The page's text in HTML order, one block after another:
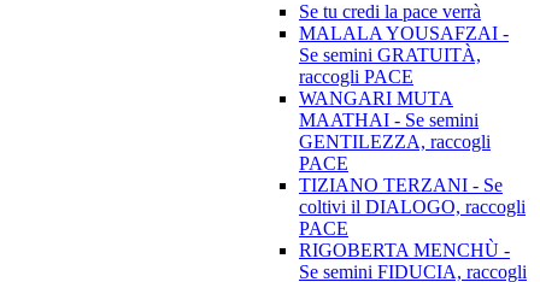
Se tu credi la pace verrà
MALALA YOUSAFZAI -
Se semini GRATUITÀ,
raccogli PACE
WANGARI MUTA
MAATHAI - Se semini
GENTILEZZA, raccogli
PACE
TIZIANO TERZANI - Se
coltivi il DIALOGO, raccogli
PACE
RIGOBERTA MENCHÙ -
Se semini FIDUCIA, raccogli